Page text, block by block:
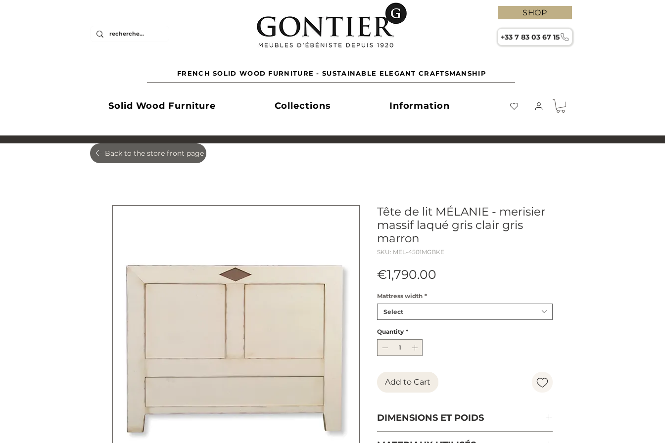
SHOP
+33 7 83 03 67 15
FRENCH SOLID WOOD FURNITURE - SUSTAINABLE ELEGANT CRAFTSMANSHIP
Solid Wood Furniture Collections Information
Tête de lit MÉLANIE - merisier
massif laqué gris clair gris
marron
SKU: MEL-4501MGBKE
€1,790.00
Mattress width *
Select
Quantity *
Add to Cart
DIMENSIONS ET POIDS
Back to the store front page